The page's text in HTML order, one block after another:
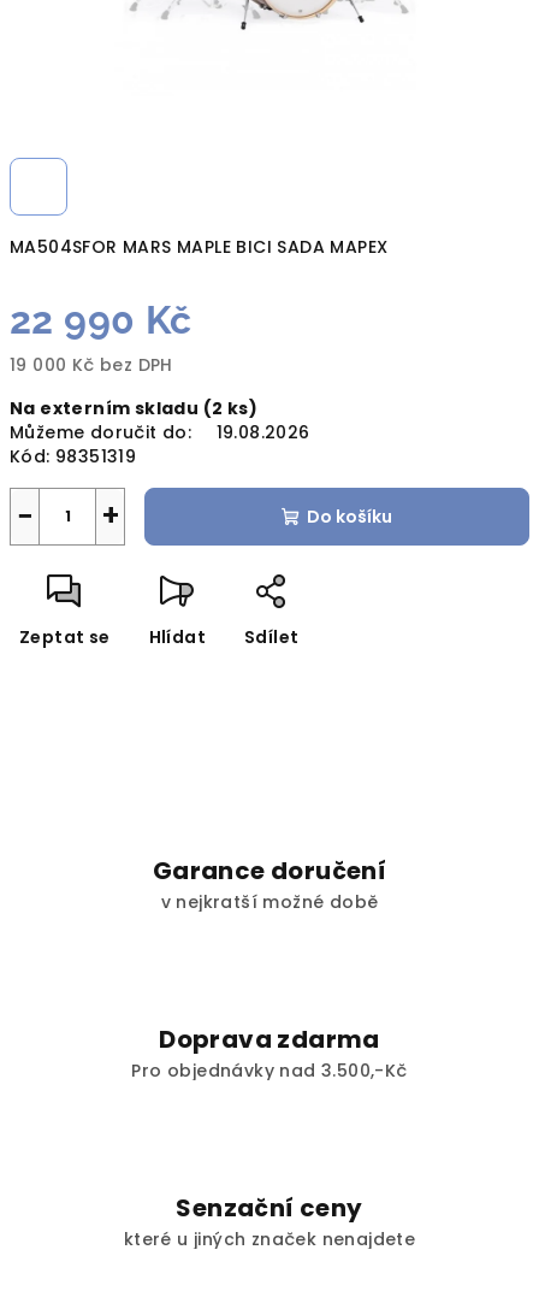
MA504SFOR MARS MAPLE BICI SADA MAPEX
22 990 Kč
19 000 Kč bez DPH
cena:
Na externím skladu (2 ks)
Můžeme doručit do:
19.08.2026
Kód: 98351319
+
− Do košíku
Zeptat se Hlídat Sdílet
Garance doručení
v nejkratší možné době
Doprava zdarma
Pro objednávky nad 3.500,-Kč
Senzační ceny
které u jiných značek nenajdete